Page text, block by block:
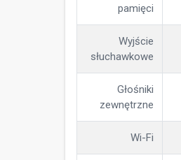
pamięci
Wyjście
słuchawkowe
Głośniki
zewnętrzne
Wi-Fi